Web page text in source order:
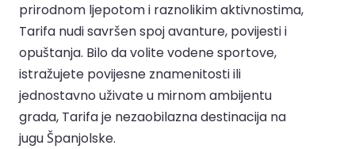
prirodnom ljepotom i raznolikim aktivnostima,
Tarifa nudi savršen spoj avanture, povijesti i
opuštanja. Bilo da volite vodene sportove,
istražujete povijesne znamenitosti ili
jednostavno uživate u mirnom ambijentu
grada, Tarifa je nezaobilazna destinacija na
jugu Španjolske.